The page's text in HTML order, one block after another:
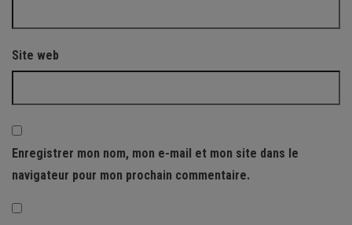
Site web
Enregistrer mon nom, mon e-mail et mon site dans le
navigateur pour mon prochain commentaire.